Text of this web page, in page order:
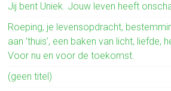
o
ok
Jij bent Uniek. Jouw leven heeft
Roeping, je levensopdracht,
aan ’thuis’, een baken van licht, liefde,
Voor nu en voor de toekomst.
(geen titel)